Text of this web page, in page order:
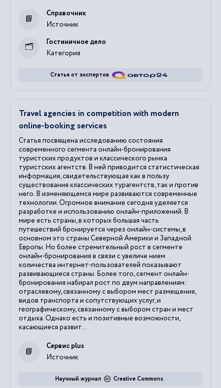
Источник
Справочник
Категория
Гостиничное дело
Статья от экспертов
Travel agencies in competition with modern
online-booking services
Статья посвящена исследованию состояния
современного сегмента онлайн-бронирования
туристских продуктов и классического рынка
туристских агентств. В ней приводится статистическая
информация, свидетельствующая как в пользу
существования классических турагентств, так и против
него. В изменяющемся мире развиваются современные
технологии. Огромное внимание сегодня уделяется
разработке и использованию онлайн-приложений. В
мире есть страны, в которых большая часть
путешествий бронируется через онлайн-системы, в
основном это страны Северной Америки и Западной
Европы. Но более стремительный рост в сегменте
онлайн-бронирования в связи с увеличе нием
количества интернет-пользователей показывают
развивающиеся страны. Более того, сегмент онлайн-
бронирования набирал рост по двум направлениям:
отраслевому, связанному с выбором мест размещения,
видов транспорта и сопутствующих услуг, и
географическому, связанному с выбором стран и мест
отдыха. Однако есть и позитивные возможности,
касающиеся развит...
Источник
Сервис plus
Creative Commons
Научный журнал